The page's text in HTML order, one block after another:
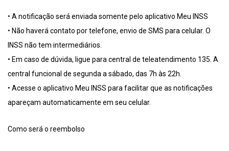
• A notificação será enviada somente pelo aplicativo Meu INSS
• Não haverá contato por telefone, envio de SMS para celular. O
INSS não tem intermediários.
• Em caso de dúvida, ligue para central de teleatendimento 135. A
central funcional de segunda a sábado, das 7h às 22h.
• Acesse o aplicativo Meu INSS para facilitar que as notificações
apareçam automaticamente em seu celular.
Como será o reembolso